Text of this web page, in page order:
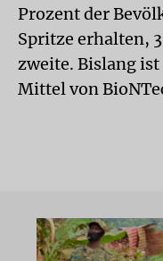
Prozent der
Spritze erhalten,
zweite. Bislang
Mittel von